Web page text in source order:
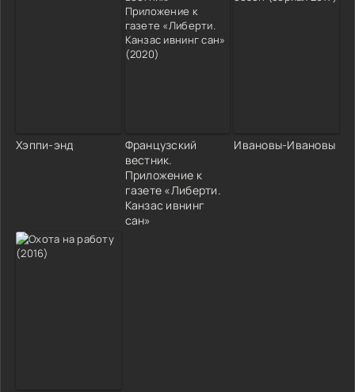
Хэппи-энд
Французский
вестник.
Приложение к
газете «Либерти.
Канзас ивнинг
сан»
Ивановы-Ивановы